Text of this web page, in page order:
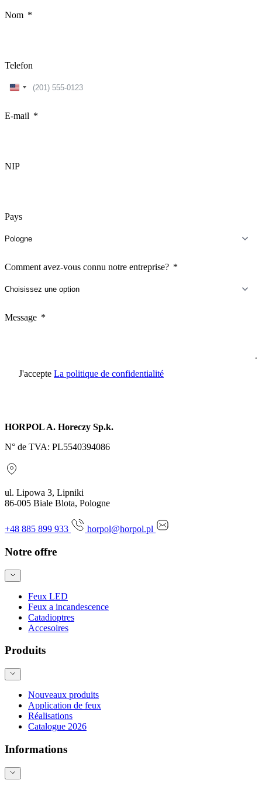
Nom
Telefon
United
E-mail
NIP
Pays
Comment avez-vous connu notre entreprise?
Message
J'accepte La politique de confidentialité
HORPOL A. Horeczy Sp.k.
N° de TVA: PL5540394086
ul. Lipowa 3, Lipniki
86-005 Biale Blota, Pologne
+48 885 899 933 horpol@horpol.pl
Notre offre
Feux LED
Feux a incandescence
Catadioptres
Accesoires
Produits
Nouveaux produits
Application de feux
Réalisations
Catalogue 2026
Informations